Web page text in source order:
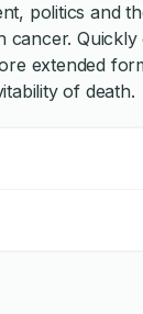
politics and
cancer.
extended
of death.